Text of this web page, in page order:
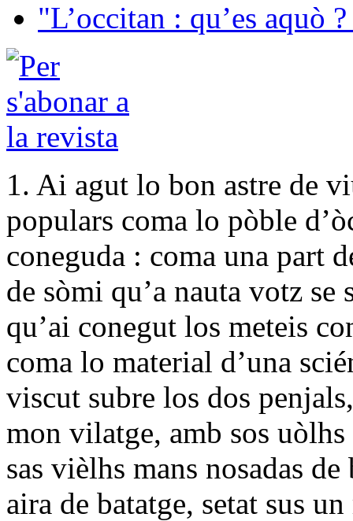
"L’occitan : qu’es aquò
1. Ai agut lo bon astre de
populars coma lo pòble
coneguda : coma una part
de sòmi qu’a nauta votz se
qu’ai conegut los meteis
coma lo material d’una
viscut subre los dos
mon vilatge, amb sos uòlhs
sas vièlhs mans nosadas
aira de batatge, setat sus